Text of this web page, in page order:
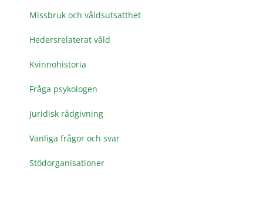
Missbruk och våldsutsatthet
Hedersrelaterat våld
Kvinnohistoria
Fråga psykologen
Juridisk rådgivning
Vanliga frågor och svar
Stödorganisationer